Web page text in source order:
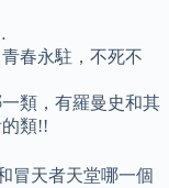
春永駐，不死不
類，有羅曼史和其
類!!
冒天者天堂哪一個